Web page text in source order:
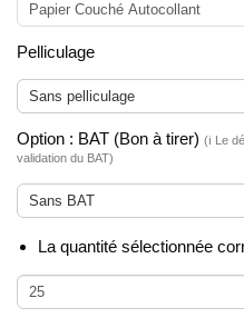
Papier Couché Autocollant
Pelliculage
Sans pelliculage
Option : BAT (Bon à tirer) (ℹ️ Le
validation du BAT)
Sans BAT
La quantité sélectionnée